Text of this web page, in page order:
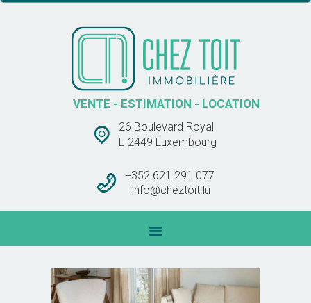
VENTE - ESTIMATION - LOCATION
26 Boulevard Royal
L-2449 Luxembourg
+352 621 291 077
info@cheztoit.lu
CHEZ TOIT IMMOBLIÈRE
VENTE – ESTIMATION – LOCATION
ACCUEIL
VENTES
LOCATIONS
COMMISSIONS
CONTACT